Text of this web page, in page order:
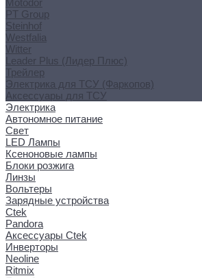
Motodor
PT Group
Steinhof
Westfalia
Witter
Leader Plus (Лидер Плюс)
Трейлер
Электрика для ТСУ (Фаркопов)
Аксессуары для ТСУ
Электрика
Автономное питание
Свет
LED Лампы
Ксеноновые лампы
Блоки розжига
Линзы
Вольтеры
Зарядные устройства
Ctek
Pandora
Аксессуары Ctek
Инверторы
Neoline
Ritmix